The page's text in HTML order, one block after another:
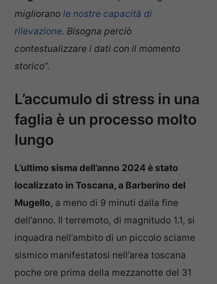
migliorano le nostre capacità di
rilevazione. Bisogna perciò
contestualizzare i dati con il momento
storico”.
L’accumulo di stress in una
faglia è un processo molto
lungo
L’ultimo sisma dell’anno 2024 è stato
localizzato in Toscana, a Barberino del
Mugello, a meno di 9 minuti dalla fine
dell’anno. Il terremoto, di magnitudo 1.1, si
inquadra nell’ambito di un piccolo sciame
sismico manifestatosi nell’area toscana
poche ore prima della mezzanotte del 31